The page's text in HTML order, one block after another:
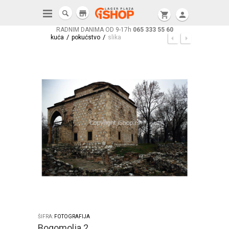
RADNIM DANIMA OD 9-17h 065 333 55 60
shopping_cart person
store
kuća / pokućstvo / slika
ŠIFRA: FOTOGRAFIJA